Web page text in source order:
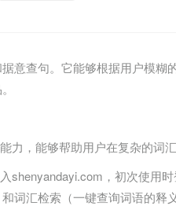
意查句。它能够根据用户模
，能够帮助用户在复杂的词
，初次使用
词汇检索（一键查询词语的